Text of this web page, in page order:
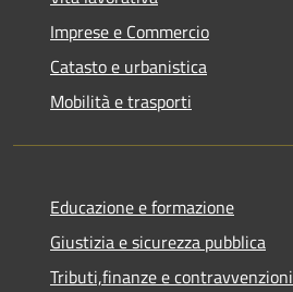
Imprese e Commercio
Catasto e urbanistica
Mobilità e trasporti
Educazione e formazione
Giustizia e sicurezza pubblica
Tributi,finanze e contravvenzioni